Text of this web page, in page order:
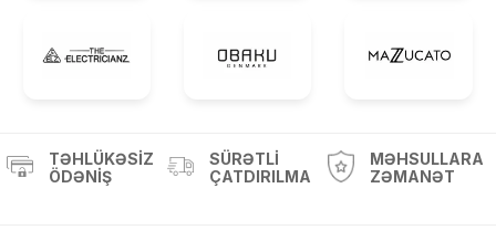
TƏHLÜKƏSIZ
ÖDƏNIŞ
SÜRƏTLI
ÇATDIRILMA
MƏHSULLARA
ZƏMANƏT